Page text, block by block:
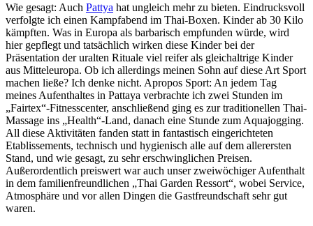
Wie gesagt: Auch Pattya hat ungleich mehr zu bieten. Eindrucksvoll
verfolgte ich einen Kampfabend im Thai-Boxen. Kinder ab 30 Kilo
kämpften. Was in Europa als barbarisch empfunden würde, wird
hier gepflegt und tatsächlich wirken diese Kinder bei der
Präsentation der uralten Rituale viel reifer als gleichaltrige Kinder
aus Mitteleuropa. Ob ich allerdings meinen Sohn auf diese Art Sport
machen ließe? Ich denke nicht. Apropos Sport: An jedem Tag
meines Aufenthaltes in Pattaya verbrachte ich zwei Stunden im
„Fairtex“-Fitnesscenter, anschließend ging es zur traditionellen Thai-
Massage ins „Health“-Land, danach eine Stunde zum Aquajogging.
All diese Aktivitäten fanden statt in fantastisch eingerichteten
Etablissements, technisch und hygienisch alle auf dem allerersten
Stand, und wie gesagt, zu sehr erschwinglichen Preisen.
Außerordentlich preiswert war auch unser zweiwöchiger Aufenthalt
in dem familienfreundlichen „Thai Garden Ressort“, wobei Service,
Atmosphäre und vor allen Dingen die Gastfreundschaft sehr gut
waren.